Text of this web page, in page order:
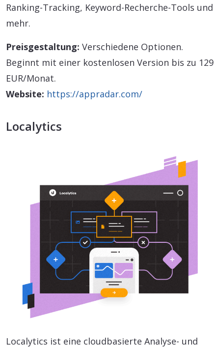
Ranking-Tracking, Keyword-Recherche-Tools und
mehr.
Preisgestaltung: Verschiedene Optionen.
Beginnt mit einer kostenlosen Version bis zu 129
EUR/Monat.
Website: https://appradar.com/
Localytics
Localytics ist eine cloudbasierte Analyse- und